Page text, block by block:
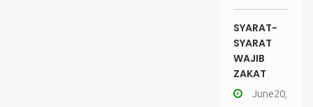
SYARAT-
SYARAT
WAJIB
ZAKAT
June20,